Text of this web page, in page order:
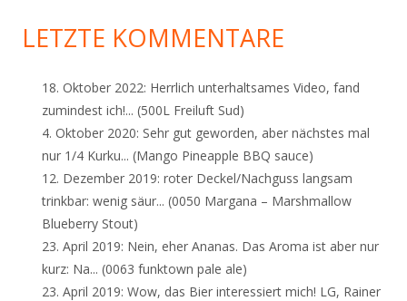
LETZTE KOMMENTARE
18. Oktober 2022: Herrlich unterhaltsames Video, fand
zumindest ich!... (500L Freiluft Sud)
4. Oktober 2020: Sehr gut geworden, aber nächstes mal
nur 1/4 Kurku... (Mango Pineapple BBQ sauce)
12. Dezember 2019: roter Deckel/Nachguss langsam
trinkbar: wenig säur... (0050 Margana – Marshmallow
Blueberry Stout)
23. April 2019: Nein, eher Ananas. Das Aroma ist aber nur
kurz: Na... (0063 funktown pale ale)
23. April 2019: Wow, das Bier interessiert mich! LG, Rainer